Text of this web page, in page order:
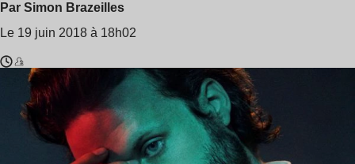
Par Simon Brazeilles
Le 19 juin 2018 à 18h02
Temps
lecture
Father
John
Misty